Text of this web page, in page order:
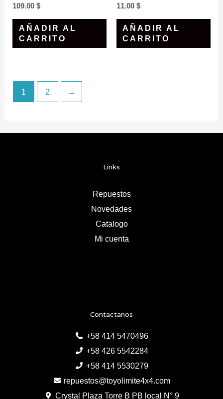
109.00$
AÑADIR AL
CARRITO
11.00 $
AÑADIR AL
CARRITO
1 2 →
Contactanos
+58 414 5470496
+58 426 5542284
+58 414 5530279
repuestos@toyolimite4x4.com
Crystal Plaza Torre B PB local N° 9
Links
Repuestos
Novedades
Catalogo
Mi cuenta